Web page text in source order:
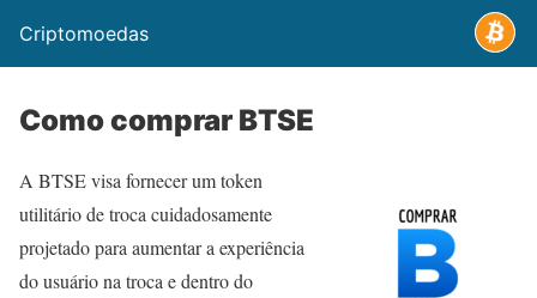
Criptomoedas
Como comprar BTSE
A BTSE visa fornecer um token
utilitário de troca cuidadosamente
projetado para aumentar a experiência
do usuário na troca e dentro do